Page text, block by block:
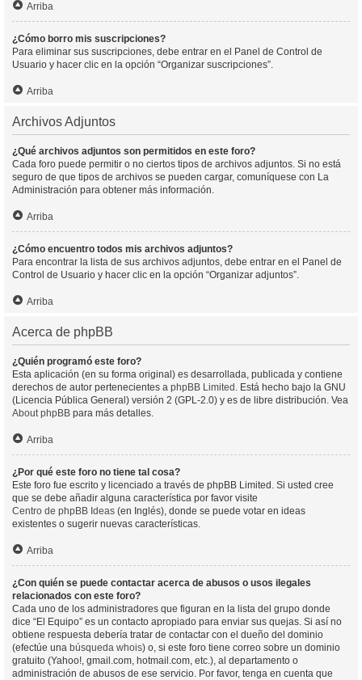
Arriba
¿Cómo borro mis suscripciones?
Para eliminar sus suscripciones, debe entrar en el Panel de Control de
Usuario y hacer clic en la opción “Organizar suscripciones”.
Arriba
Archivos Adjuntos
¿Qué archivos adjuntos son permitidos en este foro?
Cada foro puede permitir o no ciertos tipos de archivos adjuntos. Si no está
seguro de que tipos de archivos se pueden cargar, comuníquese con La
Administración para obtener más información.
Arriba
¿Cómo encuentro todos mis archivos adjuntos?
Para encontrar la lista de sus archivos adjuntos, debe entrar en el Panel de
Control de Usuario y hacer clic en la opción “Organizar adjuntos”.
Arriba
Acerca de phpBB
¿Quién programó este foro?
Esta aplicación (en su forma original) es desarrollada, publicada y contiene
derechos de autor pertenecientes a phpBB Limited . Está hecho bajo la GNU
(Licencia Pública General) versión 2 (GPL-2.0) y es de libre distribución. Vea
About phpBB para más detalles.
Arriba
¿Por qué este foro no tiene tal cosa?
Este foro fue escrito y licenciado a través de phpBB Limited. Si usted cree
que se debe añadir alguna característica por favor visite
Centro de phpBB Ideas (en Inglés), donde se puede votar en ideas
existentes o sugerir nuevas características.
Arriba
¿Con quién se puede contactar acerca de abusos o usos ilegales
relacionados con este foro?
Cada uno de los administradores que figuran en la lista del grupo donde
dice “El Equipo” es un contacto apropiado para enviar sus quejas. Si así no
obtiene respuesta debería tratar de contactar con el dueño del dominio
(efectúe una búsqueda whois) o, si este foro tiene correo sobre un dominio
gratuito (Yahoo!, gmail.com, hotmail.com, etc.), al departamento o
administración de abusos de ese servicio. Por favor, tenga en cuenta que